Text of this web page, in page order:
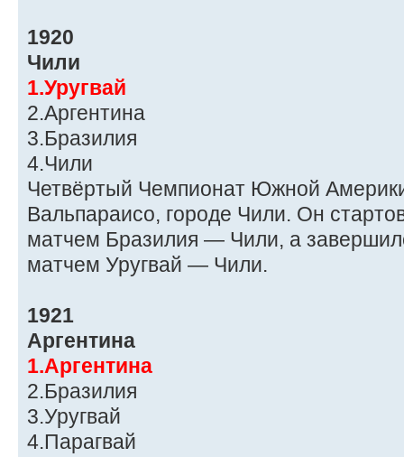
1920
Чили
1.Уругвай
2.Аргентина
3.Бразилия
4.Чили
Четвёртый Чемпионат Южной
Вальпараисо, городе Чили. Он
матчем Бразилия — Чили, а
матчем Уругвай — Чили.
1921
Аргентина
1.Аргентина
2.Бразилия
3.Уругвай
4.Парагвай